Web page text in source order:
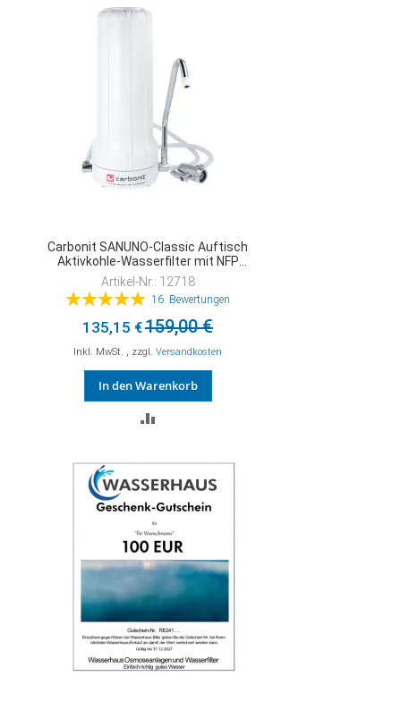
Carbonit SANUNO-Classic Auftisch
Aktivkohle-Wasserfilter mit NFP
Premium
Artikel-Nr.: 12718
Bewertung:
16 Bewertungen
135,15 €159,00 €
Inkl. MwSt. , zzgl. Versandkosten
In den Warenkorb
HINZUFÜGEN